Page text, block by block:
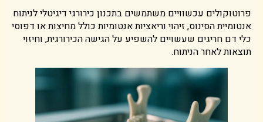
פרוטוקולים עכשוויים משתמשים בתכנון כירורגי דיגיטלי לניתוח
אנטומיית הסינוס, זיהוי וריאציות אנטומיות כולל מחיצות או דפוסי
כלי דם חריגים שעשויים להשפיע על הגישה הכירורגית, וחיזוי
תוצאות לאחר הניתוח.